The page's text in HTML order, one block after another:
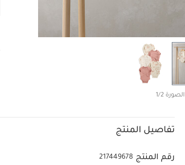
الصورة 1/2
تفاصيل المنتج
رقم المنتج 217449678